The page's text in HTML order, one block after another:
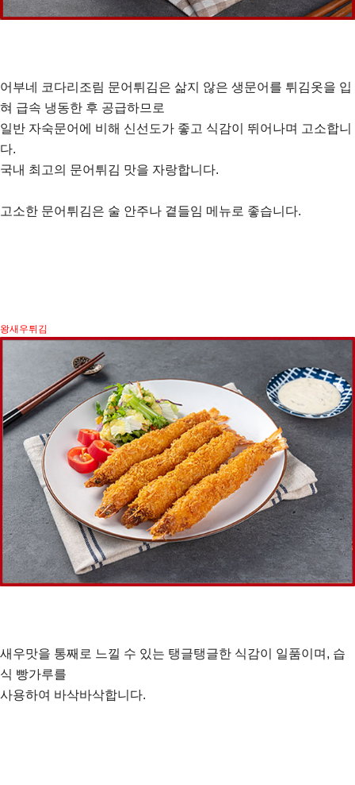
어부네 코다리조림 문어튀김은 삶지 않은 생문어를 튀김옷을 입
혀 급속 냉동한 후 공급하므로
일반 자숙문어에 비해 신선도가 좋고 식감이 뛰어나며 고소합니
다.
국내 최고의 문어튀김 맛을 자랑합니다.
고소한 문어튀김은 술 안주나 곁들임 메뉴로 좋습니다.
왕새우튀김
새우맛을 통째로 느낄 수 있는 탱글탱글한 식감이 일품이며, 습
식 빵가루를
사용하여 바삭바삭합니다.